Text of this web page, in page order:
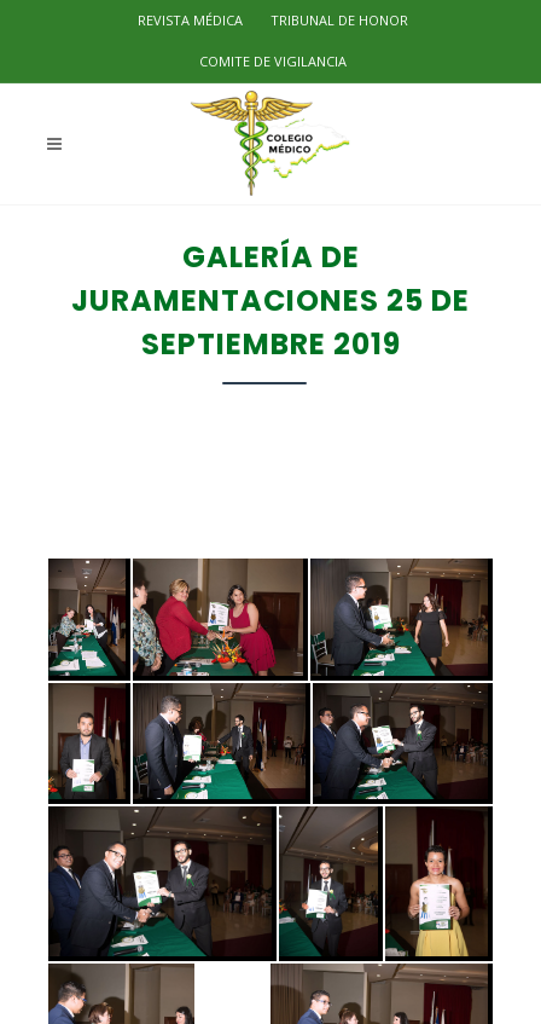
REVISTA MÉDICA TRIBUNAL DE HONOR
COMITE DE VIGILANCIA
GALERÍA DE
JURAMENTACIONES 25 DE
SEPTIEMBRE 2019